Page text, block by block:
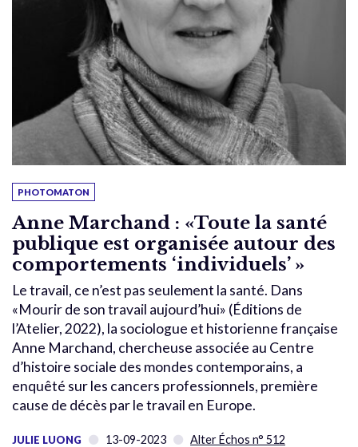
PHOTOMATON
Anne Marchand : «Toute la santé
publique est organisée autour des
comportements ‘individuels’ »
Le travail, ce n’est pas seulement la santé. Dans
«Mourir de son travail aujourd’hui» (Éditions de
l’Atelier, 2022), la sociologue et historienne française
Anne Marchand, chercheuse associée au Centre
d’histoire sociale des mondes contemporains, a
enquêté sur les cancers professionnels, première
cause de décès par le travail en Europe.
JULIE LUONG 13-09-2023 Alter Échos n° 512